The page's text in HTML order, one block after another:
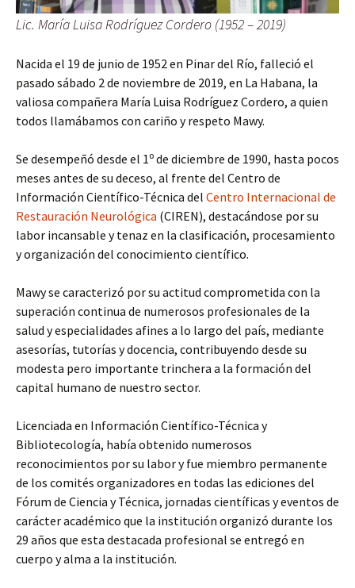
Lic. María Luisa Rodríguez Cordero (1952 – 2019)
Nacida el 19 de junio de 1952 en Pinar del Río, falleció el
pasado sábado 2 de noviembre de 2019, en La Habana, la
valiosa compañera María Luisa Rodríguez Cordero, a quien
todos llamábamos con cariño y respeto Mawy.
Se desempeñó desde el 1o de diciembre de 1990, hasta pocos
meses antes de su deceso, al frente del Centro de
Información Científico-Técnica del Centro Internacional de
Restauración Neurológica (CIREN), destacándose por su
labor incansable y tenaz en la clasificación, procesamiento
y organización del conocimiento científico.
Mawy se caracterizó por su actitud comprometida con la
superación continua de numerosos profesionales de la
salud y especialidades afines a lo largo del país, mediante
asesorías, tutorías y docencia, contribuyendo desde su
modesta pero importante trinchera a la formación del
capital humano de nuestro sector.
Licenciada en Información Científico-Técnica y
Bibliotecología, había obtenido numerosos
reconocimientos por su labor y fue miembro permanente
de los comités organizadores en todas las ediciones del
Fórum de Ciencia y Técnica, jornadas científicas y eventos de
carácter académico que la institución organizó durante los
29 años que esta destacada profesional se entregó en
cuerpo y alma a la institución.